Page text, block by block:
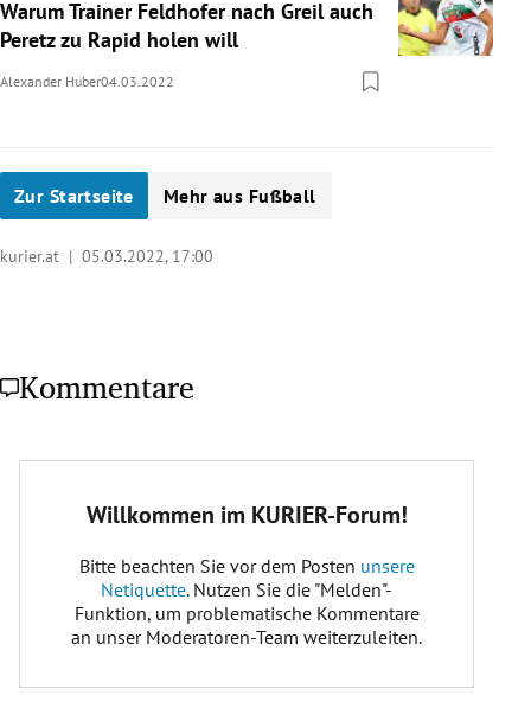
Warum Trainer Feldhofer nach Greil auch
Peretz zu Rapid holen will
Alexander Huber04.03.2022
Zur Startseite Mehr aus Fußball
kurier.at | 05.03.2022, 17:00
Kommentare